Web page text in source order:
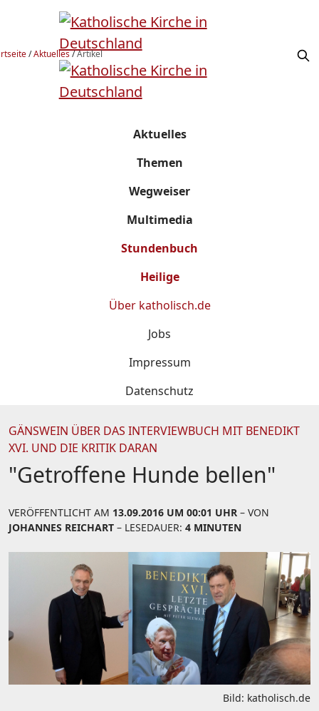
/Aktuelles/Artikel
Aktuelles
Themen
Wegweiser
Multimedia
Stundenbuch
Heilige
Über katholisch.de
Jobs
Impressum
Datenschutz
GÄNSWEIN ÜBER DAS INTERVIEWBUCH MIT BENEDIKT
XVI. UND DIE KRITIK DARAN
"Getroffene Hunde bellen"
VERÖFFENTLICHT AM 13.09.2016 UM 00:01 UHR – VON
JOHANNES REICHART – LESEDAUER: 4 MINUTEN
Bild: katholisch.de